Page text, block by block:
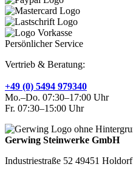
Persönlicher Service
Vertrieb & Beratung:
+49 (0) 5494 979340
Mo.–Do. 07:30–17:00 Uhr
Fr. 07:30–15:00 Uhr
Gerwing Steinwerke GmbH
Industriestraße 52 49451 Holdorf